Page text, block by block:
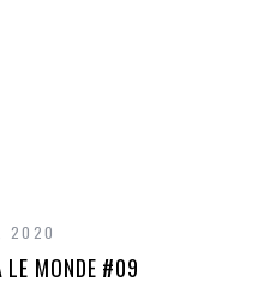
2020
LE MONDE #09